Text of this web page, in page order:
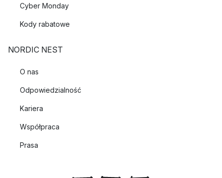
Cyber Monday
Kody rabatowe
NORDIC NEST
O nas
Odpowiedzialność
Kariera
Współpraca
Prasa